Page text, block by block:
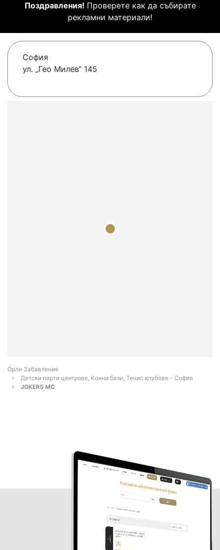
Поздравления! Проверете как да събирате
рекламни материали!
София
ул. „Гео Милев“ 145
Орли Забавление
Детски парти центрове, Конни бази, Тенис клубове - София
JOKERS MC